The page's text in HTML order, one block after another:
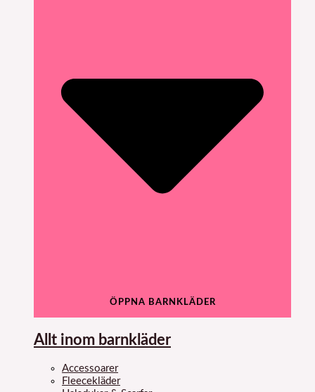
ÖPPNA BARNKLÄDER
Allt inom barnkläder
Accessoarer
Fleecekläder